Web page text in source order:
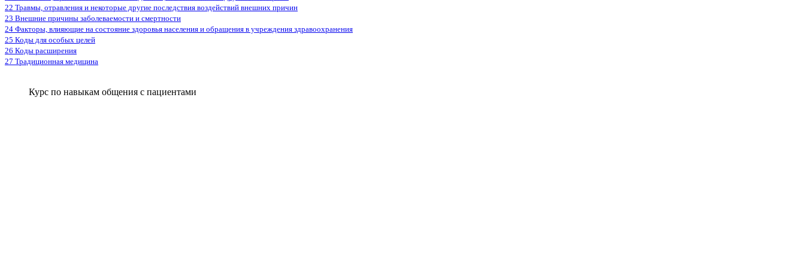
22 Травмы, отравления и некоторые другие последствия воздействий внешних причин
23 Внешние причины заболеваемости и смертности
24 Факторы, влияющие на состояние здоровья населения и обращения в учреждения здравоохранения
25 Коды для особых целей
26 Коды расширения
27 Традиционная медицина
Курс по навыкам общения с пациентами